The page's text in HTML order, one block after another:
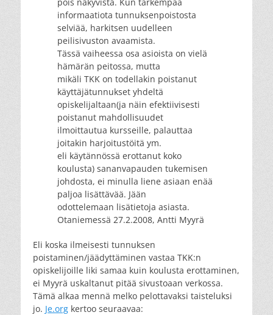
informaatiota tunnuksenpoistosta
selviää, harkitsen uudelleen
peilisivuston avaamista.
Tässä vaiheessa osa asioista on vielä
hämärän peitossa, mutta
mikäli TKK on todellakin poistanut
käyttäjätunnukset yhdeltä
opiskelijaltaan(ja näin efektiivisesti
poistanut mahdollisuudet
ilmoittautua kursseille, palauttaa
joitakin harjoitustöitä ym.
eli käytännössä erottanut koko
koulusta) sananvapauden tukemisen
johdosta, ei minulla liene asiaan enää
paljoa lisättävää. Jään
odottelemaan lisätietoja asiasta.
Otaniemessä 27.2.2008, Antti Myyrä
Eli koska ilmeisesti tunnuksen
poistaminen/jäädyttäminen vastaa TKK:n
opiskelijoille liki samaa kuin koulusta erottaminen,
ei Myyrä uskaltanut pitää sivustoaan verkossa.
Tämä alkaa mennä melko pelottavaksi taisteluksi
jo. Je.org kertoo seuraavaa: